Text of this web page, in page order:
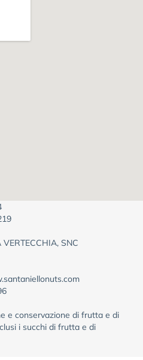
VERTECCHIA, SNC
e conservazione di frutta e di
i succhi di frutta e di